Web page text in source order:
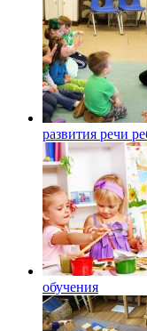
развития речи
обучения